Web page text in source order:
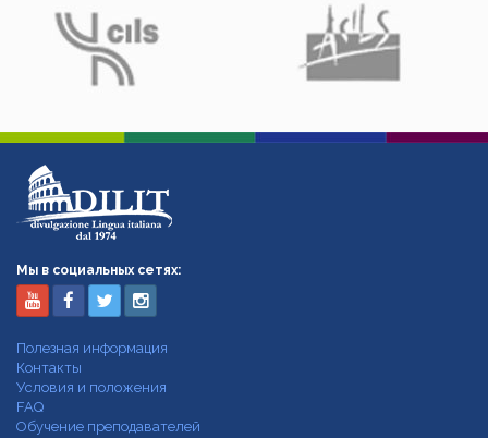
Мы в социальных сетях:
Полезная информация
Контакты
Условия и положения
FAQ
Обучение преподавателей